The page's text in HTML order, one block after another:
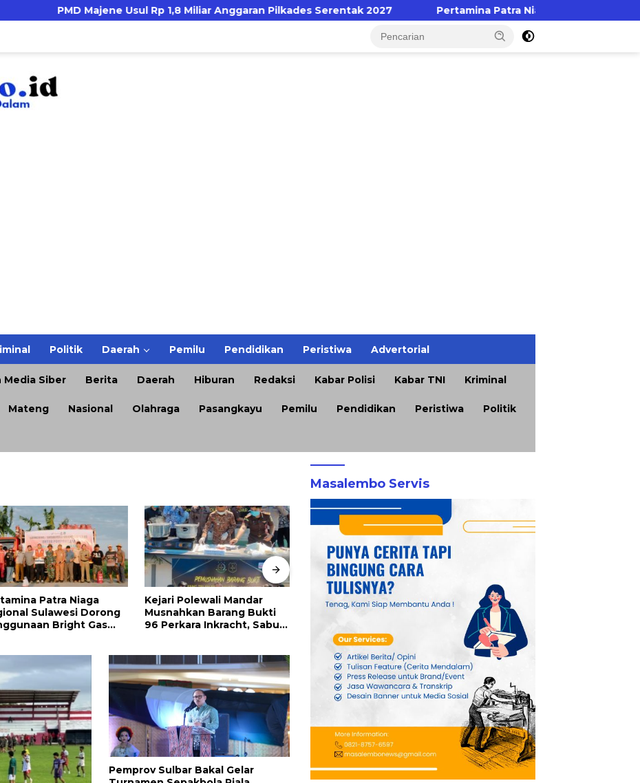
PMD Majene Usul Rp 1,8 Miliar Anggaran Pilkades Serentak 2027 Pertamina Patra Niaga Regional Sulawesi
Politik Daerah Pemilu Pendidikan Peristiwa Advertorial
Media Siber Berita Daerah Hiburan Redaksi Kabar Polisi Kabar TNI Kriminal
Mateng Nasional Olahraga Pasangkayu Pemilu Pendidikan Peristiwa Politik
Polewali Mandar
Barang Bukti
Inkracht, Sabu
TIHT 2026, Upaya Pemkab
Sumenep Hadirkan
Keadilan Bagi Petani
DPRD Sumenep Soroti
Ketidakhadiran OPD dalam
Mutu Tembakau Jadi
Penentu, Pengusaha
Meminta Petani Disiplin
Waktu Panen
Pemprov Sulbar Bakal Gelar
Masalembo Servis